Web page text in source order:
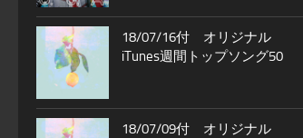
18/07/16付 オリジナル
iTunes週間トップソング50
18/07/09付 オリジナル